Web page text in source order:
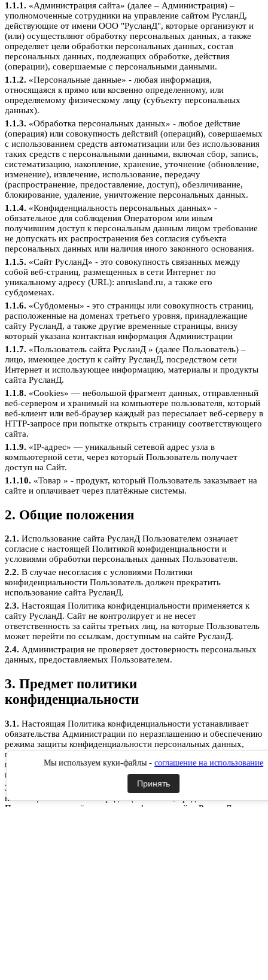
1.1.1. «Администрация сайта» (далее – Администрация) –
уполномоченные сотрудники на управление сайтом РусланД,
действующие от имени ООО "РусланД", которые организуют и
(или) осуществляют обработку персональных данных, а также
определяет цели обработки персональных данных, состав
персональных данных, подлежащих обработке, действия
(операции), совершаемые с персональными данными.
1.1.2. «Персональные данные» - любая информация,
относящаяся к прямо или косвенно определенному, или
определяемому физическому лицу (субъекту персональных
данных).
1.1.3. «Обработка персональных данных» - любое действие
(операция) или совокупность действий (операций), совершаемых
с использованием средств автоматизации или без использования
таких средств с персональными данными, включая сбор, запись,
систематизацию, накопление, хранение, уточнение (обновление,
изменение), извлечение, использование, передачу
(распространение, предоставление, доступ), обезличивание,
блокирование, удаление, уничтожение персональных данных.
1.1.4. «Конфиденциальность персональных данных» -
обязательное для соблюдения Оператором или иным
получившим доступ к персональным данным лицом требование
не допускать их распространения без согласия субъекта
персональных данных или наличия иного законного основания.
1.1.5. «Сайт РусланД» - это совокупность связанных между
собой веб-страниц, размещенных в сети Интернет по
уникальному адресу (URL): anrusland.ru, а также его
субдоменах.
1.1.6. «Субдомены» - это страницы или совокупность страниц,
расположенные на доменах третьего уровня, принадлежащие
сайту РусланД, а также другие временные страницы, внизу
который указана контактная информация Администрации
1.1.7. «Пользователь сайта РусланД » (далее Пользователь) –
лицо, имеющее доступ к сайту РусланД, посредством сети
Интернет и использующее информацию, материалы и продукты
сайта РусланД.
1.1.8. «Cookies» — небольшой фрагмент данных, отправленный
веб-сервером и хранимый на компьютере пользователя, который
веб-клиент или веб-браузер каждый раз пересылает веб-серверу в
HTTP-запросе при попытке открыть страницу соответствующего
сайта.
1.1.9. «IP-адрес» — уникальный сетевой адрес узла в
компьютерной сети, через который Пользователь получает
доступ на Сайт.
1.1.10. «Товар » - продукт, который Пользователь заказывает на
сайте и оплачивает через платёжные системы.
2. Общие положения
2.1. Использование сайта РусланД Пользователем означает
согласие с настоящей Политикой конфиденциальности и
условиями обработки персональных данных Пользователя.
2.2. В случае несогласия с условиями Политики
конфиденциальности Пользователь должен прекратить
использование сайта РусланД.
2.3. Настоящая Политика конфиденциальности применяется к
сайту РусланД. Сайт не контролирует и не несет
ответственность за сайты третьих лиц, на которые Пользователь
может перейти по ссылкам, доступным на сайте РусланД.
2.4. Администрация не проверяет достоверность персональных
данных, предоставляемых Пользователем.
3. Предмет политики
конфиденциальности
3.1. Настоящая Политика конфиденциальности устанавливает
обязательства Администрации по неразглашению и обеспечению
режима защиты конфиденциальности персональных данных,
которые Пользователь предоставляет по запросу Администрации
при регистрации на сайте РусланД, при подписке на
информационную e-mail рассылку или при оформлении заказа.
3.2.
Персональные данные, разрешённые к обработке в рамках
настоящей Политики конфиденциальности, предоставляются
Пользователем путём заполнения форм на сайте РусланД и
Мы используем куки-файлы - соглашение на использование
Принять